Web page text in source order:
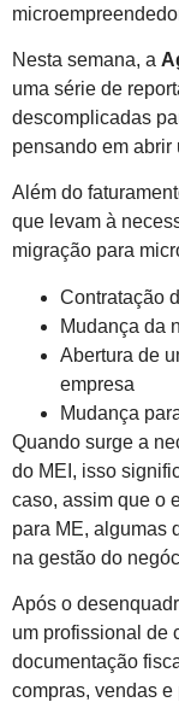
Nesta semana, a
uma série de
descomplicadas
pensando em abrir
Além do
que levam à
migração para
Contratação
Mudança da
Abertura de
empresa
Mudança
Quando surge a
do MEI, isso
caso, assim que o
para ME, algumas
na gestão do
Após o
um profissional de
documentação
compras, vendas